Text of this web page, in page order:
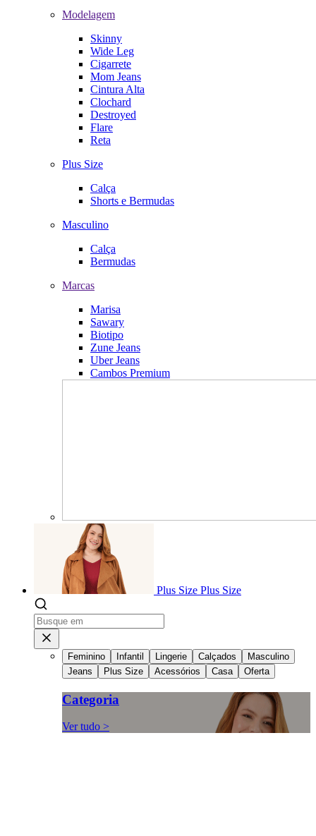
Modelagem
Skinny
Wide Leg
Cigarrete
Mom Jeans
Cintura Alta
Clochard
Destroyed
Flare
Reta
Plus Size
Calça
Shorts e Bermudas
Masculino
Calça
Bermudas
Marcas
Marisa
Sawary
Biotipo
Zune Jeans
Uber Jeans
Cambos Premium
Plus Size Plus Size
Feminino Infantil Lingerie Calçados
Masculino
Jeans
Plus Size Acessórios Casa Oferta
Categoria
Ver tudo >